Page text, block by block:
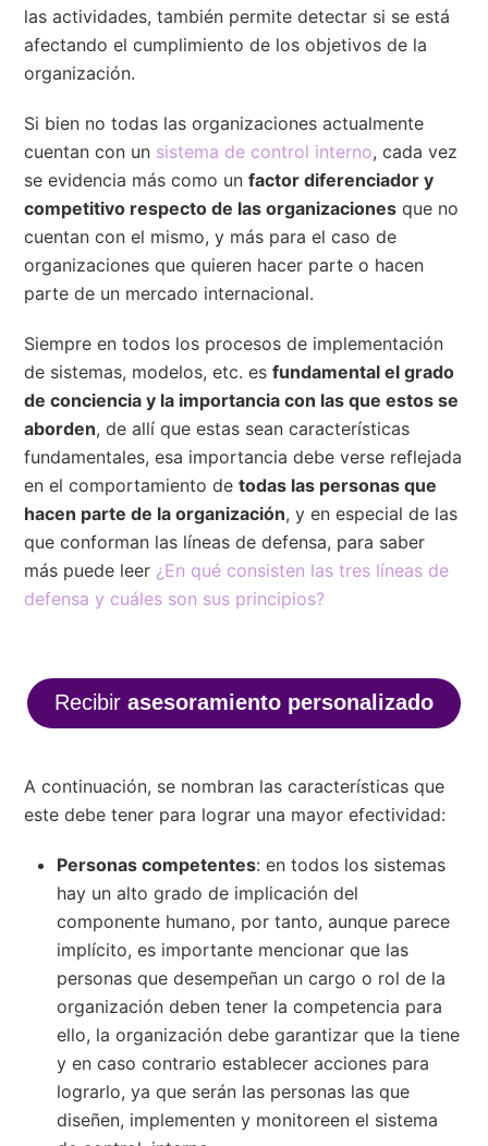
las actividades, también permite detectar si se está
afectando el cumplimiento de los objetivos de la
organización.
Si bien no todas las organizaciones actualmente
cuentan con un sistema de control interno, cada vez
se evidencia más como unfactor diferenciador y
competitivo respecto de las organizaciones que no
cuentan con el mismo, y más para el caso de
organizaciones que quieren hacer parte o hacen
parte de un mercado internacional.
Siempre en todos los procesos de implementación
de sistemas, modelos, etc. esfundamental el grado
de conciencia y la importancia con las que estos se
aborden, de allí que estas sean características
fundamentales, esa importancia debe verse reflejada
en el comportamiento detodas las personas que
hacen parte de la organización, y en especial de las
que conforman las líneas de defensa, para saber
más puede leer ¿En qué consisten las tres líneas de
defensa y cuáles son sus principios?
Recibir asesoramiento personalizado
A continuación, se nombran las características que
este debe tener para lograr una mayor efectividad:
Personas competentes: en todos los sistemas
hay un alto grado de implicación del
componente humano, por tanto, aunque parece
implícito, es importante mencionar que las
personas que desempeñan un cargo o rol de la
organización deben tener la competencia para
ello, la organización debe garantizar que la tiene
y en caso contrario establecer acciones para
lograrlo, ya que serán las personas las que
diseñen, implementen y monitoreen el sistema